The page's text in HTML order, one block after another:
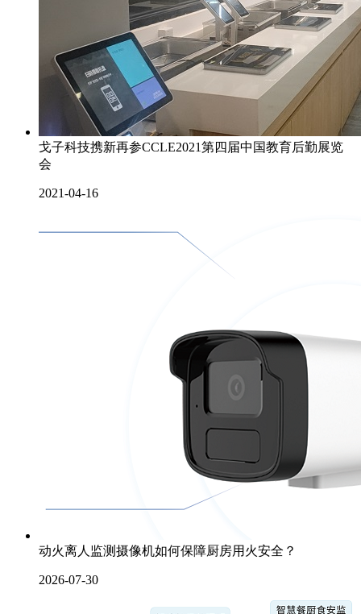
戈子科技携新再参CCLE2021第四届中国教育后勤展览
会
2021-04-16
动火离人监测摄像机如何保障厨房用火安全？
2026-07-30